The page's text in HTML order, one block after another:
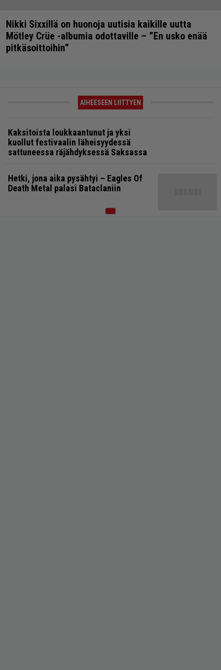
Nikki Sixxillä on huonoja uutisia kaikille uutta
Mötley Crüe -albumia odottaville – ”En usko enää
pitkäsoittoihin”
AIHEESEEN LIITTYEN
Kaksitoista loukkaantunut ja yksi
kuollut festivaalin läheisyydessä
sattuneessa räjähdyksessä Saksassa
Hetki, jona aika pysähtyi – Eagles Of
Death Metal palasi Bataclaniin